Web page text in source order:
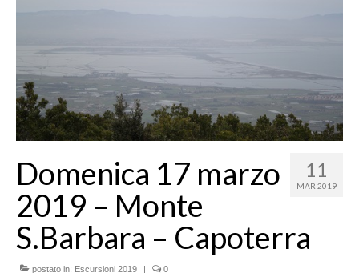
TORRENTISMO
11
MAR 2019
Domenica 17 marzo
2019 – Monte
S.Barbara – Capoterra
postato in: Escursioni 2019 | 0